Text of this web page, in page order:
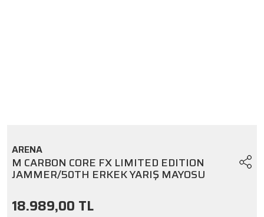
ARENA
M CARBON CORE FX LIMITED EDITION
JAMMER/50TH ERKEK YARIŞ MAYOSU
18.989,00 TL